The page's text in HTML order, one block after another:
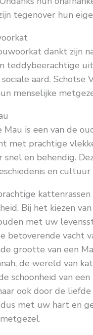
tegenover hun
dankt zijn
teddybeerachtige
aard. Schotse
menselijke
Mau is een van de
met prachtige
snel en behendig.
en cultuur
Bij het kiezen
met uw
betoverende vacht
grootte van een
de wereld van
schoonheid van
ook door de
dus met uw hart en